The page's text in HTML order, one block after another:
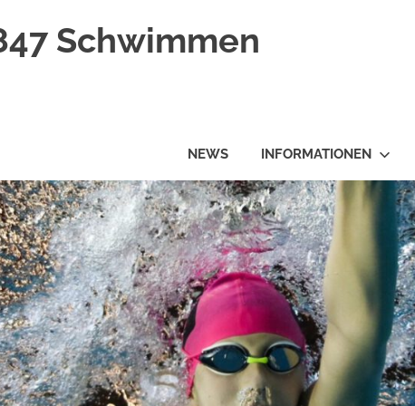
Schwimmen
NEWS INFORMATIONEN